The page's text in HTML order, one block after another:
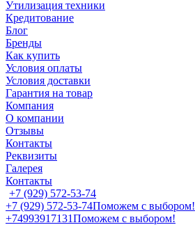
Утилизация техники
Кредитование
Блог
Бренды
Как купить
Условия оплаты
Условия доставки
Гарантия на товар
Компания
О компании
Отзывы
Контакты
Реквизиты
Галерея
Контакты
+7 (929) 572-53-74
+7 (929) 572-53-74Поможем с выбором!
+74993917131Поможем с выбором!